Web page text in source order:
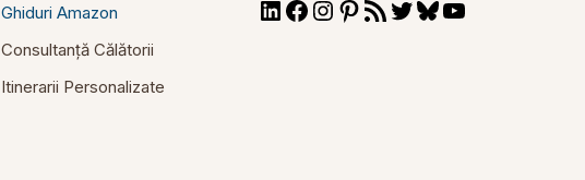
Ghiduri Amazon
Consultanță Călătorii
Itinerarii Personalizate
LinkedIn
Facebook
Instagram
Pinterest
RSSTwitterBluesky